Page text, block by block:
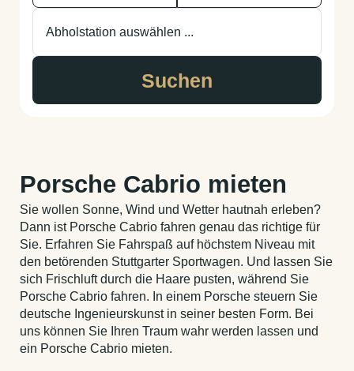
Abholstation auswählen ...
Suchen
Porsche Cabrio mieten
Sie wollen Sonne, Wind und Wetter hautnah erleben?
Dann ist Porsche Cabrio fahren genau das richtige für
Sie. Erfahren Sie Fahrspaß auf höchstem Niveau mit
den betörenden Stuttgarter Sportwagen. Und lassen Sie
sich Frischluft durch die Haare pusten, während Sie
Porsche Cabrio fahren. In einem Porsche steuern Sie
deutsche Ingenieurskunst in seiner besten Form. Bei
uns können Sie Ihren Traum wahr werden lassen und
ein Porsche Cabrio mieten.